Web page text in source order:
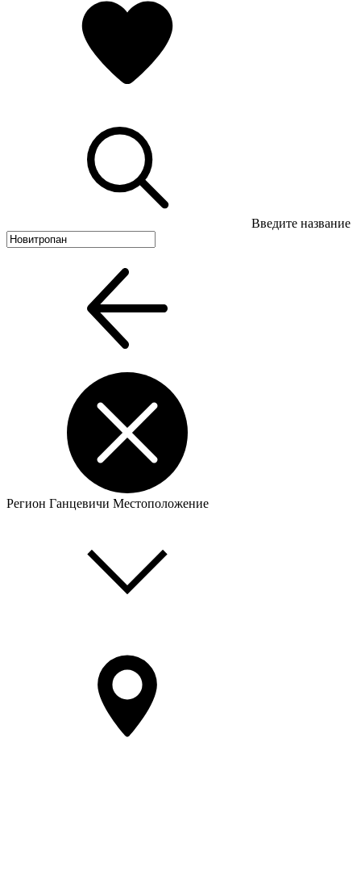
Введите название
Регион Ганцевичи Местоположение